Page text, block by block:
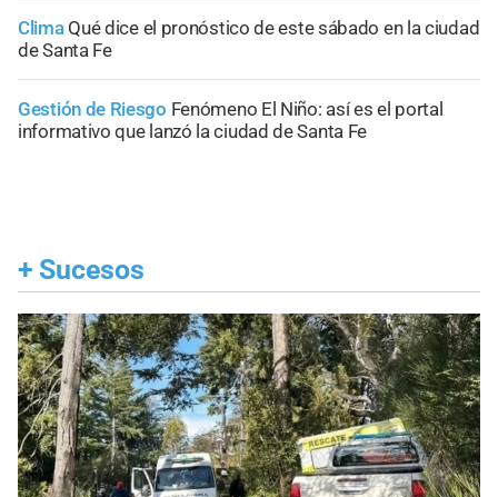
Clima Qué dice el pronóstico de este sábado en la ciudad
de Santa Fe
Gestión de Riesgo Fenómeno El Niño: así es el portal
informativo que lanzó la ciudad de Santa Fe
+ Sucesos